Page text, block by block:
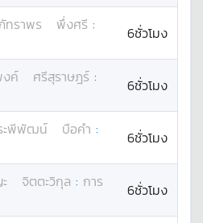
ทราพร พึ่งศรี :
6ชั่วโมง
ค์ ศรีสุราษฎร์ :
6ชั่วโมง
ะพีพัฒน์ บือคำ :
6ชั่วโมง
จิตตะวิกุล : การ
6ชั่วโมง